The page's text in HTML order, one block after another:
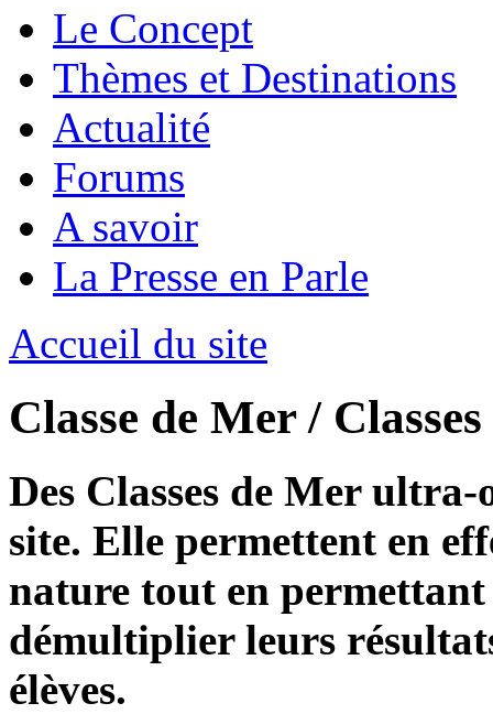
Le Concept
Thèmes et Destinations
Actualité
Forums
A savoir
La Presse en Parle
Accueil du site
Classe de Mer /
Des Classes de Mer
site. Elle permettent en
nature tout en permettant
démultiplier leurs
élèves.